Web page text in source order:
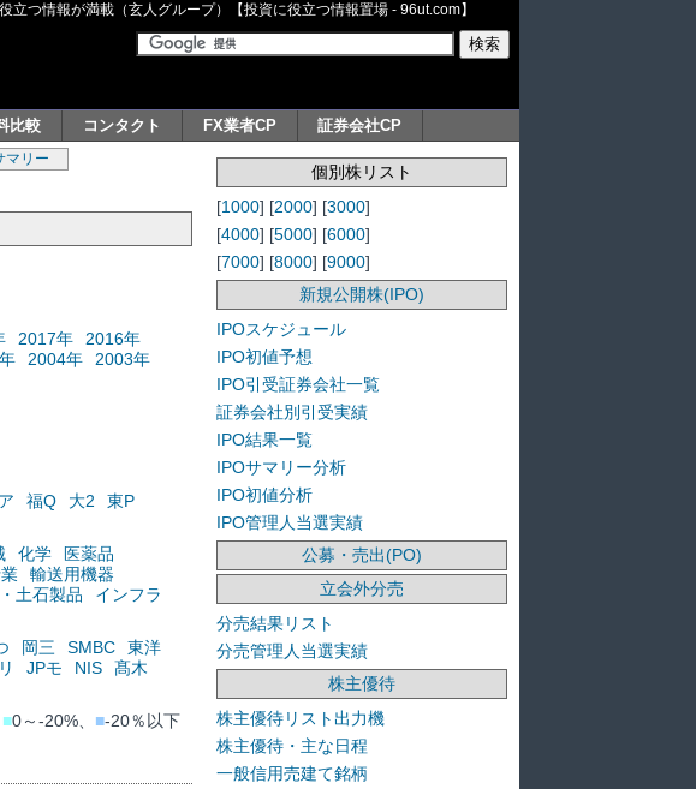
つ情報が満載（玄人グループ）【投資に役立つ情報置場 - 96ut.com】
比較 コンタクト FX業者CP 証券会社CP
マリー
2017年
2016年
2004年
2003年
福Q 大2
東P
化学
医薬品
輸送用機器
土石製品
インフラ
岡三 SMBC
東洋
JPモ NIS
髙木
■0～-20%、 ■-20％以下
個別株リスト
[1000] [2000] [3000]
[4000] [5000] [6000]
[7000] [8000] [9000]
新規公開株(IPO)
IPOスケジュール
IPO初値予想
IPO引受証券会社一覧
証券会社別引受実績
IPO結果一覧
IPOサマリー分析
IPO初値分析
IPO管理人当選実績
公募・売出(PO)
立会外分売
分売結果リスト
分売管理人当選実績
株主優待
株主優待リスト出力機
株主優待・主な日程
一般信用売建て銘柄